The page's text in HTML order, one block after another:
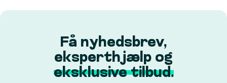
Få nyhedsbrev,
eksperthjælp og
eksklusive tilbud.